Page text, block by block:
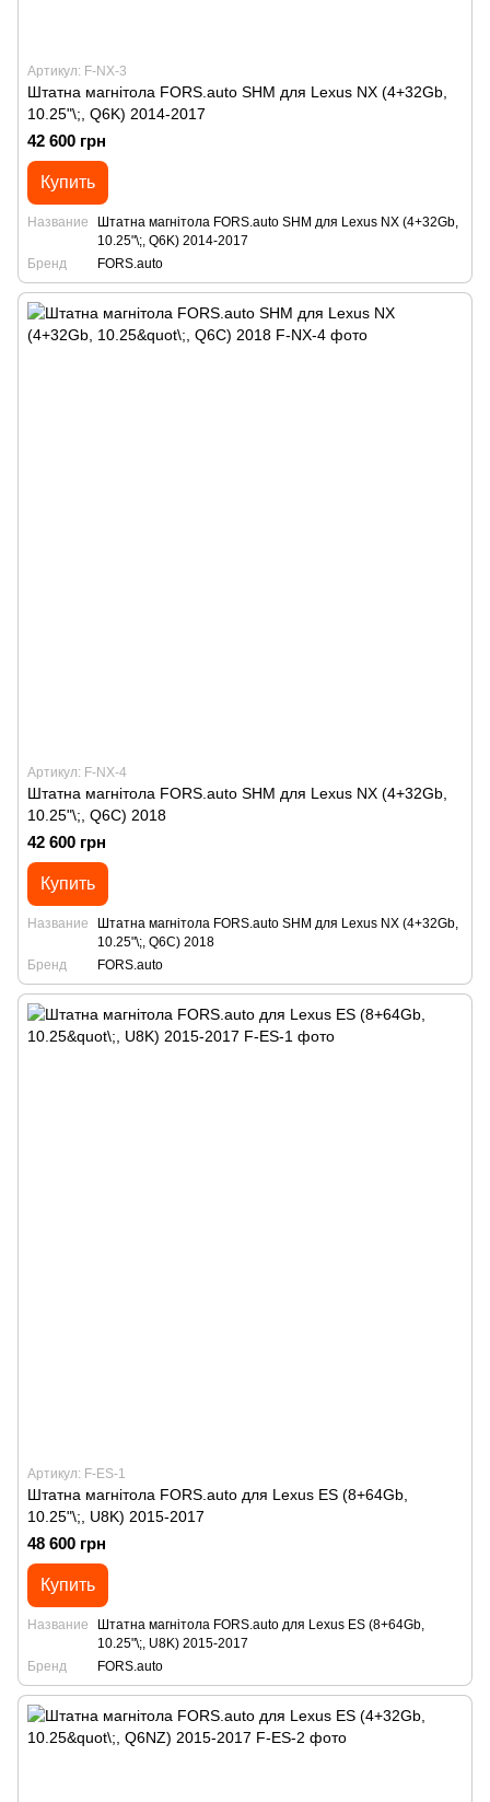
Артикул: F-NX-3
Штатна магнітола FORS.auto SHM для Lexus NX (4+32Gb,
10.25"\;, Q6K) 2014-2017
42 600 грн
Купить
Название
Штатна магнітола FORS.auto SHM для Lexus NX (4+32Gb,
10.25"\;, Q6K) 2014-2017
Бренд
FORS.auto
Артикул: F-NX-4
Штатна магнітола FORS.auto SHM для Lexus NX (4+32Gb,
10.25"\;, Q6C) 2018
42 600 грн
Купить
Название
Штатна магнітола FORS.auto SHM для Lexus NX (4+32Gb,
10.25"\;, Q6C) 2018
Бренд
FORS.auto
Артикул: F-ES-1
Штатна магнітола FORS.auto для Lexus ES (8+64Gb,
10.25"\;, U8K) 2015-2017
48 600 грн
Купить
Название
Штатна магнітола FORS.auto для Lexus ES (8+64Gb,
10.25"\;, U8K) 2015-2017
Бренд
FORS.auto